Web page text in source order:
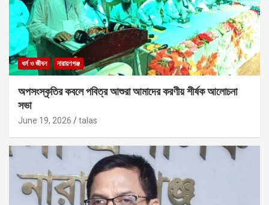
ধর্ম ও জীবন নারায়ণগঞ্জ
অপসংস্কৃতির কবলে পবিত্র আশুরা আমাদের করণীয় শীর্ষক আলোচনা
সভা
June 19, 2026 talas